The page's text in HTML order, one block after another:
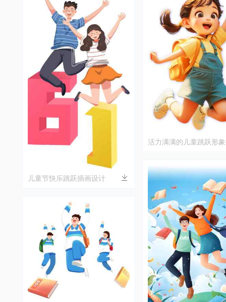
儿童节快乐跳跃插画设计
活力满满的儿童跳跃形